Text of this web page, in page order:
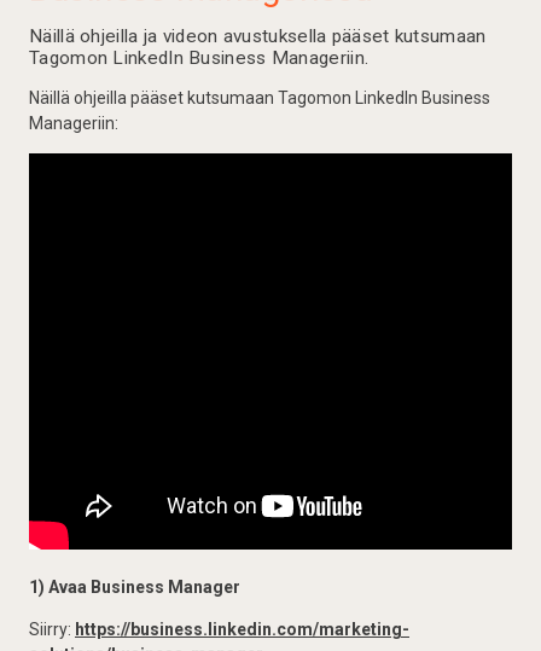
Näillä ohjeilla ja videon avustuksella pääset kutsumaan
Tagomon LinkedIn Business Manageriin.
Näillä ohjeilla pääset kutsumaan Tagomon LinkedIn Business
Manageriin:
1) Avaa Business Manager
Siirry: https://business.linkedin.com/marketing-